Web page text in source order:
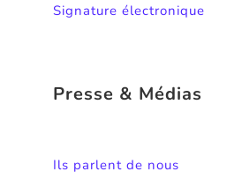
Signature électronique
Presse & Médias
Ils parlent de nous